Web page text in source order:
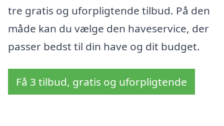
tre gratis og uforpligtende tilbud. På den
måde kan du vælge den haveservice, der
passer bedst til din have og dit budget.
Få 3 tilbud, gratis og uforpligtende